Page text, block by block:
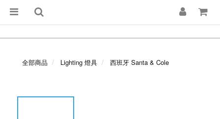
全部商品 Lighting 燈具 西班牙 Santa & Cole